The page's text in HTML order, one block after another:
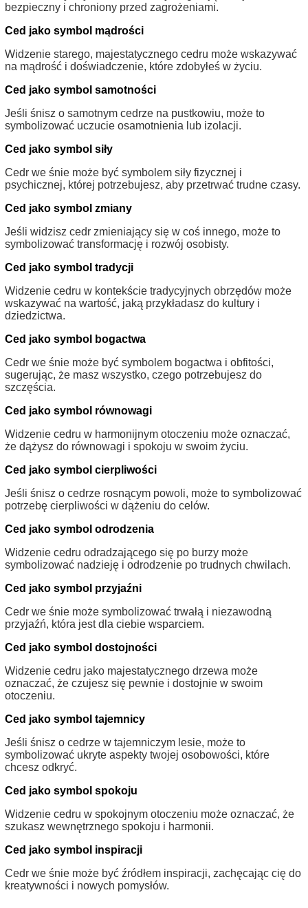
bezpieczny i chroniony przed zagrożeniami.
Ced jako symbol mądrości
Widzenie starego, majestatycznego cedru może wskazywać
na mądrość i doświadczenie, które zdobyłeś w życiu.
Ced jako symbol samotności
Jeśli śnisz o samotnym cedrze na pustkowiu, może to
symbolizować uczucie osamotnienia lub izolacji.
Ced jako symbol siły
Cedr we śnie może być symbolem siły fizycznej i
psychicznej, której potrzebujesz, aby przetrwać trudne czasy.
Ced jako symbol zmiany
Jeśli widzisz cedr zmieniający się w coś innego, może to
symbolizować transformację i rozwój osobisty.
Ced jako symbol tradycji
Widzenie cedru w kontekście tradycyjnych obrzędów może
wskazywać na wartość, jaką przykładasz do kultury i
dziedzictwa.
Ced jako symbol bogactwa
Cedr we śnie może być symbolem bogactwa i obfitości,
sugerując, że masz wszystko, czego potrzebujesz do
szczęścia.
Ced jako symbol równowagi
Widzenie cedru w harmonijnym otoczeniu może oznaczać,
że dążysz do równowagi i spokoju w swoim życiu.
Ced jako symbol cierpliwości
Jeśli śnisz o cedrze rosnącym powoli, może to symbolizować
potrzebę cierpliwości w dążeniu do celów.
Ced jako symbol odrodzenia
Widzenie cedru odradzającego się po burzy może
symbolizować nadzieję i odrodzenie po trudnych chwilach.
Ced jako symbol przyjaźni
Cedr we śnie może symbolizować trwałą i niezawodną
przyjaźń, która jest dla ciebie wsparciem.
Ced jako symbol dostojności
Widzenie cedru jako majestatycznego drzewa może
oznaczać, że czujesz się pewnie i dostojnie w swoim
otoczeniu.
Ced jako symbol tajemnicy
Jeśli śnisz o cedrze w tajemniczym lesie, może to
symbolizować ukryte aspekty twojej osobowości, które
chcesz odkryć.
Ced jako symbol spokoju
Widzenie cedru w spokojnym otoczeniu może oznaczać, że
szukasz wewnętrznego spokoju i harmonii.
Ced jako symbol inspiracji
Cedr we śnie może być źródłem inspiracji, zachęcając cię do
kreatywności i nowych pomysłów.